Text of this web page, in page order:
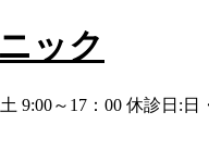
9:00～17：00 休診日:日